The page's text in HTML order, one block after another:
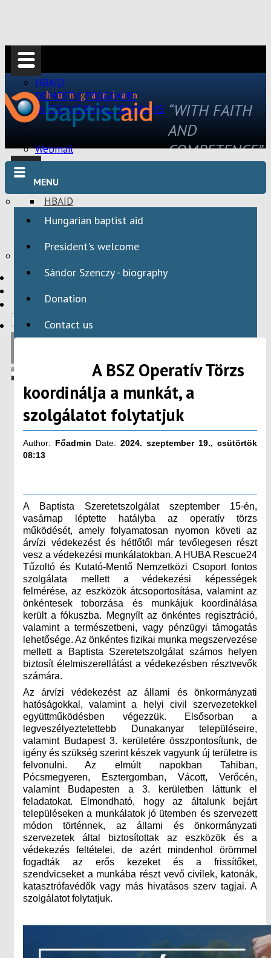
HBAID
DOMESTIC PROGRAMS
INTERNATIONAL PROGRAMS
Webmail
HBAID
DOMESTIC PROGRAMS
HBAID
INTERNATIONAL PROGRAMS
“WITH FAITH
AND
COMPETENCE”
MENU
Hungarian baptist aid
President's welcome
Sándor Szenczy - biography
Donation
Contact us
A BSZ Operatív Törzs
koordinálja a munkát, a
szolgálatot folytatjuk
Author: Főadmin Date: 2024. szeptember 19., csütörtök
08:13
A Baptista Szeretetszolgálat szeptember 15-én,
vasárnap léptette hatályba az operatív törzs
működését, amely folyamatosan nyomon követi az
árvízi védekezést és hétfőtől már tevőlegesen részt
vesz a védekezési munkálatokban. A HUBA Rescue24
Tűzoltó és Kutató-Mentő Nemzetközi Csoport fontos
szolgálata mellett a védekezési képességek
felmérése, az eszközök átcsoportosítása, valamint az
önkéntesek toborzása és munkájuk koordinálása
került a fókuszba. Megnyílt az önkéntes regisztráció,
valamint a természetbeni, vagy pénzügyi támogatás
lehetősége. Az önkéntes fizikai munka megszervezése
mellett a Baptista Szeretetszolgálat számos helyen
biztosít élelmiszerellátást a védekezésben résztvevők
számára.
Az árvízi védekezést az állami és önkormányzati
hatóságokkal, valamint a helyi civil szervezetekkel
együttműködésben végezzük. Elsősorban a
legveszélyeztetettebb Dunakanyar településeire,
valamint Budapest 3. kerületére összpontosítunk, de
igény és szükség szerint készek vagyunk új területre is
felvonulni. Az elmúlt napokban Tahiban,
Pócsmegyeren, Esztergomban, Vácott, Verőcén,
valamint Budapesten a 3. kerületben láttunk el
feladatokat. Elmondható, hogy az általunk bejárt
településeken a munkálatok jó ütemben és szervezett
módon történnek, az állami és önkormányzati
szervezetek által biztosítottak az eszközök és a
védekezés feltételei, de azért mindenhol örömmel
fogadták az erős kezeket és a frissítőket,
szendvicseket a munkába részt vevő civilek, katonák,
katasztrófavédők vagy más hivatásos szerv tagjai. A
szolgálatot folytatjuk.